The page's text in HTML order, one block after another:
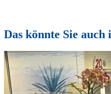
Das könnte Sie auch